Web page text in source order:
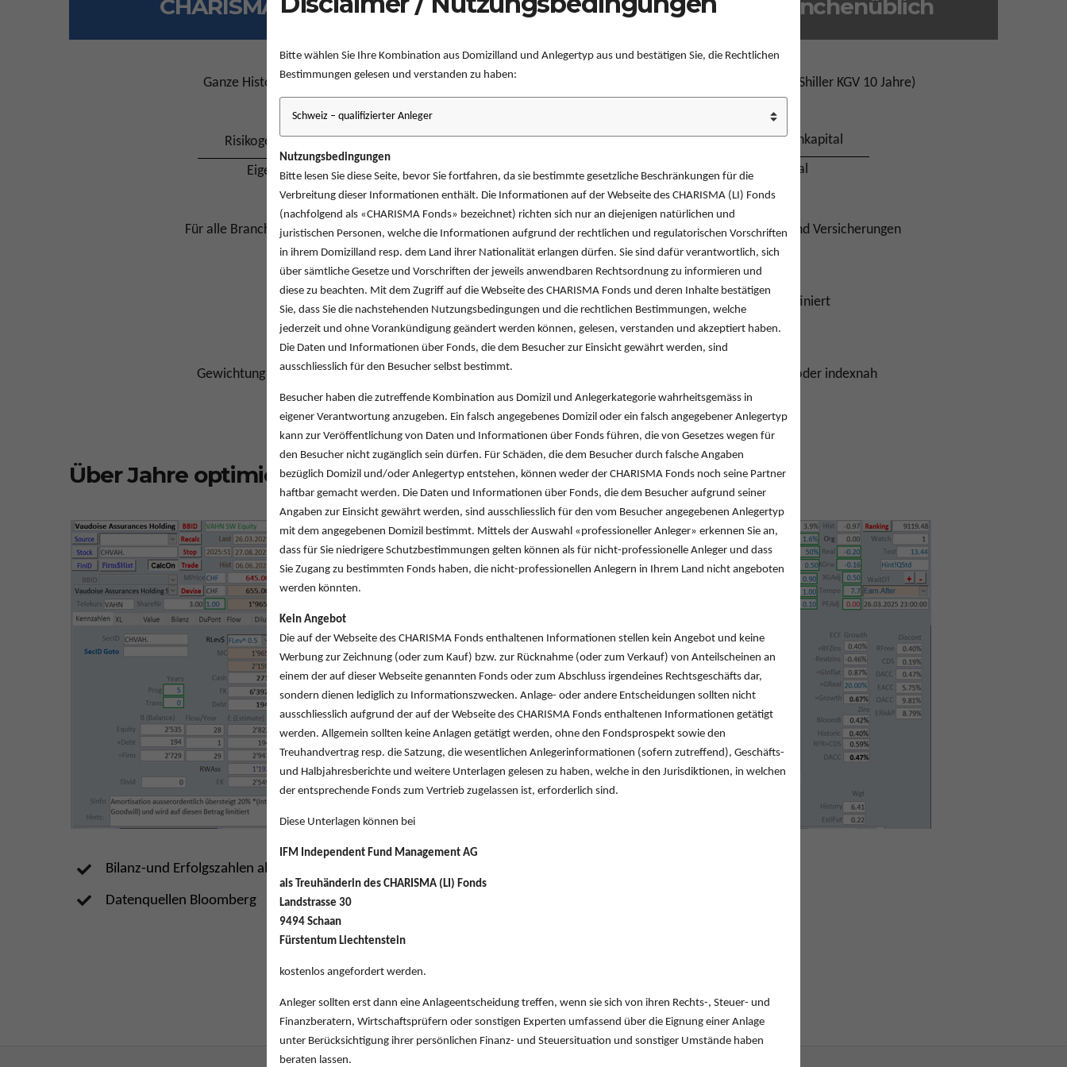
CHARISMA Branchenüblich​
Ganze Historie zeitgewichtet Ertragshistorie Gleichgewichtet (Shiller KGV 10 Jahre)
Risikogewichtete Aktiven
Eigenkapital
Schulden + Eigenkapital
Eigenkapital
Für alle Branchen berücksichtigt
Aktienspezifisch
Gewichtung nach Attraktivität
Risikogewichtete Aktiven
Realisierungstempo
Positionsgrösse
Nur für Banken und Versicherungen
Selten explizit definiert
Gleichgewichtet oder indexnah
Über Jahre optimiertes Bewertungssystem
Bilanz-und Erfolgszahlen ab 1980 zeitgewichtet
Datenquellen Bloomberg
Bitte wählen Sie Ihre Kombination aus Domizilland und Anlegertyp aus und bestätigen Sie, die Rechtlichen
Bestimmungen gelesen und verstanden zu haben:
Nutzungsbedingungen
Bitte lesen Sie diese Seite, bevor Sie fortfahren, da sie bestimmte gesetzliche Beschränkungen für die
Verbreitung dieser Informationen enthält. Die Informationen auf der Webseite des CHARISMA (LI) Fonds
(nachfolgend als «CHARISMA Fonds» bezeichnet) richten sich nur an diejenigen natürlichen und
juristischen Personen, welche die Informationen aufgrund der rechtlichen und regulatorischen Vorschriften
in ihrem Domizilland resp. dem Land ihrer Nationalität erlangen dürfen. Sie sind dafür verantwortlich, sich
über sämtliche Gesetze und Vorschriften der jeweils anwendbaren Rechtsordnung zu informieren und
diese zu beachten. Mit dem Zugriff auf die Webseite des CHARISMA Fonds und deren Inhalte bestätigen
Sie, dass Sie die nachstehenden Nutzungsbedingungen und die rechtlichen Bestimmungen, welche
jederzeit und ohne Vorankündigung geändert werden können, gelesen, verstanden und akzeptiert haben.
Die Daten und Informationen über Fonds, die dem Besucher zur Einsicht gewährt werden, sind
ausschliesslich für den Besucher selbst bestimmt.
Besucher haben die zutreffende Kombination aus Domizil und Anlegerkategorie wahrheitsgemäss in
eigener Verantwortung anzugeben. Ein falsch angegebenes Domizil oder ein falsch angegebener Anlegertyp
kann zur Veröffentlichung von Daten und Informationen über Fonds führen, die von Gesetzes wegen für
den Besucher nicht zugänglich sein dürfen. Für Schäden, die dem Besucher durch falsche Angaben
bezüglich Domizil und/oder Anlegertyp entstehen, können weder der CHARISMA Fonds noch seine Partner
haftbar gemacht werden. Die Daten und Informationen über Fonds, die dem Besucher aufgrund seiner
Angaben zur Einsicht gewährt werden, sind ausschliesslich für den vom Besucher angegebenen Anlegertyp
mit dem angegebenen Domizil bestimmt. Mittels der Auswahl «professioneller Anleger» erkennen Sie an,
dass für Sie niedrigere Schutzbestimmungen gelten können als für nicht-professionelle Anleger und dass
Sie Zugang zu bestimmten Fonds haben, die nicht-professionellen Anlegern in Ihrem Land nicht angeboten
werden könnten.
Kein Angebot
Die auf der Webseite des CHARISMA Fonds enthaltenen Informationen stellen kein Angebot und keine
Werbung zur Zeichnung (oder zum Kauf) bzw. zur Rücknahme (oder zum Verkauf) von Anteilscheinen an
einem der auf dieser Webseite genannten Fonds oder zum Abschluss irgendeines Rechtsgeschäfts dar,
sondern dienen lediglich zu Informationszwecken. Anlage- oder andere Entscheidungen sollten nicht
ausschliesslich aufgrund der auf der Webseite des CHARISMA Fonds enthaltenen Informationen getätigt
werden. Allgemein sollten keine Anlagen getätigt werden, ohne den Fondsprospekt sowie den
Treuhandvertrag resp. die Satzung, die wesentlichen Anlegerinformationen (sofern zutreffend), Geschäfts-
und Halbjahresberichte und weitere Unterlagen gelesen zu haben, welche in den Jurisdiktionen, in welchen
der entsprechende Fonds zum Vertrieb zugelassen ist, erforderlich sind.
Diese Unterlagen können bei
IFM Independent Fund Management AG
als Treuhänderin des CHARISMA (LI) Fonds
Landstrasse 30
9494 Schaan
Fürstentum Liechtenstein
kostenlos angefordert werden.
Anleger sollten erst dann eine Anlageentscheidung treffen, wenn sie sich von ihren Rechts-, Steuer- und
Finanzberatern, Wirtschaftsprüfern oder sonstigen Experten umfassend über die Eignung einer Anlage
unter Berücksichtigung ihrer persönlichen Finanz- und Steuersituation und sonstiger Umstände haben
beraten lassen.